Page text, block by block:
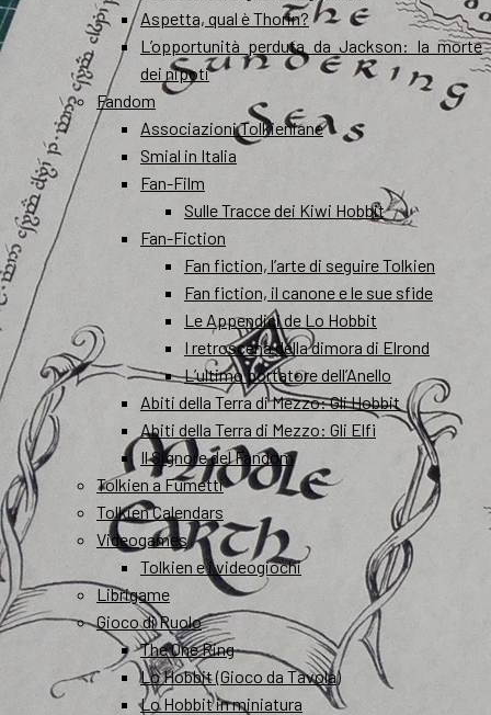
Aspetta, qual è Thorin?
L’opportunità perduta da Jackson: la morte
dei nipoti
Fandom
Associazioni Tolkieniane
Smial in Italia
Fan-Film
Sulle Tracce dei Kiwi Hobbit
Fan-Fiction
Fan fiction, l’arte di seguire Tolkien
Fan fiction, il canone e le sue sfide
Le Appendici de Lo Hobbit
I retroscena della dimora di Elrond
L’ultimo portatore dell’Anello
Abiti della Terra di Mezzo: Gli Hobbit
Abiti della Terra di Mezzo: Gli Elfi
Il Signore del Fandom
Tolkien a Fumetti
Tolkien Calendars
Videogames
Tolkien e i videogiochi
Librigame
Gioco di Ruolo
The One Ring
Lo Hobbit (Gioco da Tavola)
Lo Hobbit in miniatura